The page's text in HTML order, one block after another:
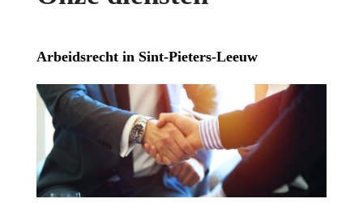
Arbeidsrecht in Sint-Pieters-Leeuw